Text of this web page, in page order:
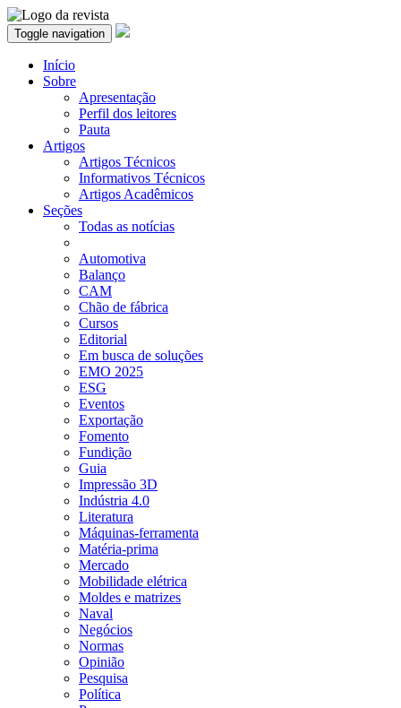
Toggle navigation
Início
Sobre
Apresentação
Perfil dos leitores
Pauta
Artigos
Artigos Técnicos
Informativos Técnicos
Artigos Acadêmicos
Seções
Todas as notícias
Automotiva
Balanço
CAM
Chão de fábrica
Cursos
Editorial
Em busca de soluções
EMO 2025
ESG
Eventos
Exportação
Fomento
Fundição
Guia
Impressão 3D
Indústria 4.0
Literatura
Máquinas-ferramenta
Matéria-prima
Mercado
Mobilidade elétrica
Moldes e matrizes
Naval
Negócios
Normas
Opinião
Pesquisa
Política